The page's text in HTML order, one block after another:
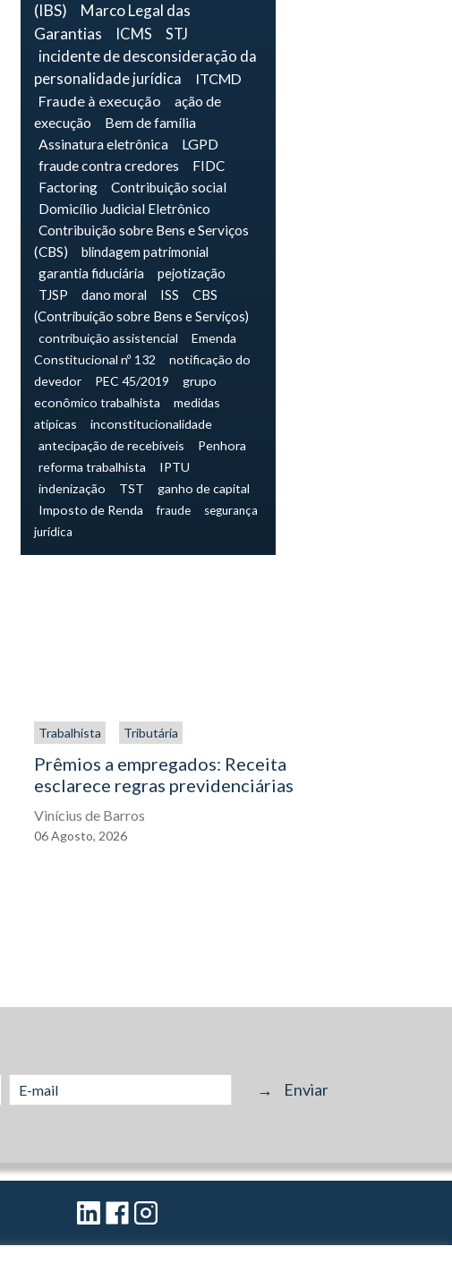
(IBS)
Marco Legal das
Garantias
ICMS
STJ
incidente de desconsideração da
personalidade jurídica
ITCMD
Fraude à execução
ação de
execução
Bem de família
Assinatura eletrônica
LGPD
fraude contra credores
FIDC
Factoring
Contribuição social
Domicílio Judicial Eletrônico
Contribuição sobre Bens e Serviços
(CBS)
blindagem patrimonial
garantia fiduciária
pejotização
TJSP
dano moral ISS
CBS
(Contribuição sobre Bens e Serviços)
contribuição assistencial
Emenda
Constitucional nº 132
notificação do
devedor
PEC 45/2019
grupo
econômico trabalhista
medidas
atípicas
inconstitucionalidade
antecipação de recebíveis
Penhora
reforma trabalhista
IPTU
indenização
TST
ganho de capital
Imposto de Renda
fraude
segurança
jurídica
Trabalhista Tributária
Prêmios a empregados: Receita
esclarece regras previdenciárias
Vinícius de Barros
06Agosto, 2026